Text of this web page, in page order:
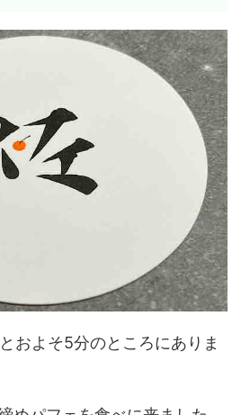
およそ5分のところにありま